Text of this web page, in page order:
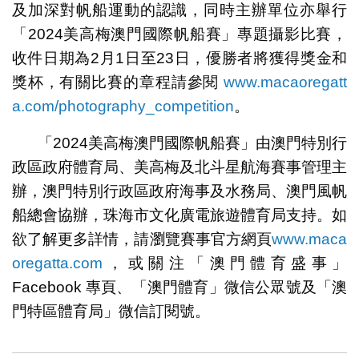
及加深對帆船運動的認識，同時主辦單位亦舉行
「2024美高梅澳門國際帆船賽」專題攝影比賽，
收件日期為2月1日至23日，優勝者將獲得獎金和
獎杯，有關比賽的章程請參閱www.macaoregatt
a.com/photography_competition。
「2024美高梅澳門國際帆船賽」由澳門特別行
政區政府體育局、美高梅及北斗星航海賽事管理主
辦，澳門特別行政區政府海事及水務局、澳門風帆
船總會協辦，珠海市文化廣電旅遊體育局支持。如
欲了解更多詳情，請瀏覽賽事官方網頁www.maca
oregatta.com ，或關注「澳門體育盛事」
Facebook 專頁、「澳門體育」微信公眾號及「澳
門特區體育局」微信訂閱號。